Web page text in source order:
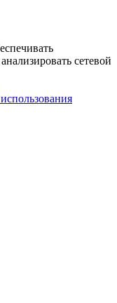
сетевой